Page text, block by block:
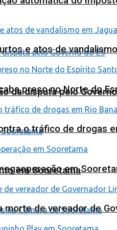
da disputa pelo
em Sooretama
e atos de
preso no Norte do
o tráfico de drogas
em
de vereador de